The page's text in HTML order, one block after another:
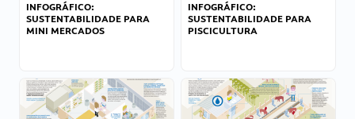
INFOGRÁFICO:
SUSTENTABILIDADE PARA
MINI MERCADOS
INFOGRÁFICO:
SUSTENTABILIDADE PARA
PISCICULTURA